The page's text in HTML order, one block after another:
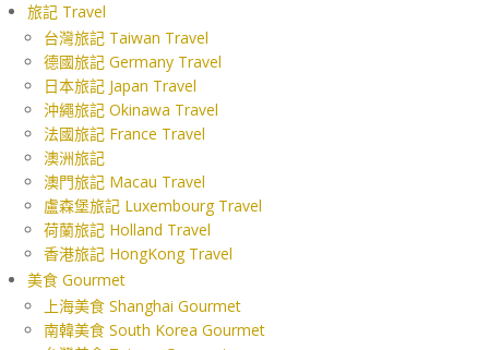
旅記 Travel
台灣旅記 Taiwan Travel
德國旅記 Germany Travel
日本旅記 Japan Travel
沖繩旅記 Okinawa Travel
法國旅記 France Travel
澳洲旅記
澳門旅記 Macau Travel
盧森堡旅記 Luxembourg Travel
荷蘭旅記 Holland Travel
香港旅記 HongKong Travel
美食 Gourmet
上海美食 Shanghai Gourmet
南韓美食 South Korea Gourmet